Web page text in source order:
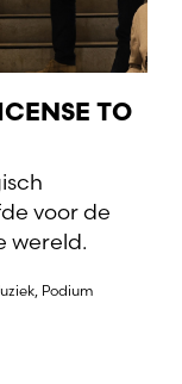
TO
voor de
wereld.
, Podium